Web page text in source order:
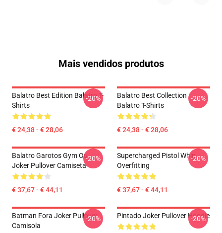
Mais vendidos produtos
Balatro Best Edition Balatro T-
Shirts
€ 24,38 - € 28,06
-20%
Balatro Best Collection
Balatro T-Shirts
€ 24,38 - € 28,06
-20%
Balatro Garotos Gym Ou
Joker Pullover Camiseta
€ 37,67 - € 44,11
-20%
Supercharged Pistol Whip
Overfitting
€ 37,67 - € 44,11
-20%
Batman Fora Joker Pullover
Camisola
-20% Pintado Joker Pullover Hoodie
-20%